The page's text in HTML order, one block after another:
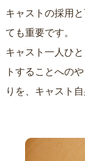
キャストの採用と
ても重要です。
キャスト一人ひ
トすることへの
りを、キャスト